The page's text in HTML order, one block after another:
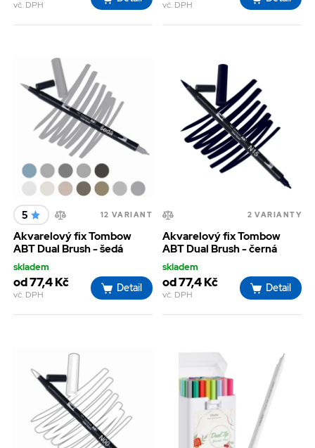
vč. DPH vč. DPH
5 12 VARIANT
Akvarelový fix Tombow
ABT Dual Brush - šedá
skladem
od 77,4 Kč
vč. DPH
Detail
2 VARIANTY
Akvarelový fix Tombow
ABT Dual Brush - černá
skladem
od 77,4 Kč
vč. DPH
Detail